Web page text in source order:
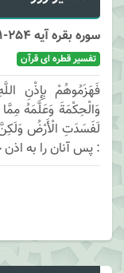
سوره بقره آیه 254-251
تفسیر قطره ای قرآن
فَهَزَمُوهُمْ بِإِذْنِ
وَالْحِكْمَةَ وَعَلَّمَهُ
: پس آنان را به